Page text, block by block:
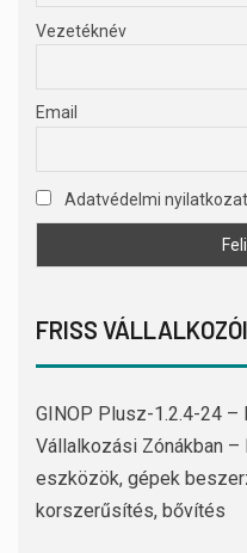
Vezetéknév
Email
Adatvédelmi
FRISS
GINOP Plusz-1.2.4-24 –
Vállalkozási Zónákban
eszközök, gépek
korszerűsítés, bővítés